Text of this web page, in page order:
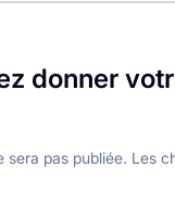
donner
sera pas publiée. Les